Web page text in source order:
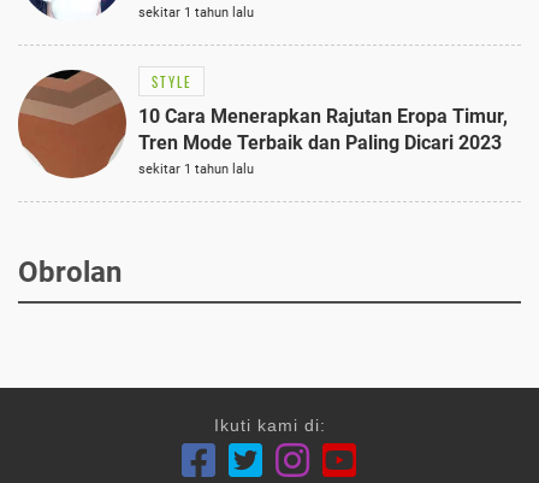
Terungkap!
sekitar 1 tahun lalu
STYLE
10 Cara Menerapkan Rajutan Eropa Timur,
Tren Mode Terbaik dan Paling Dicari 2023
sekitar 1 tahun lalu
Obrolan
Ikuti kami di: